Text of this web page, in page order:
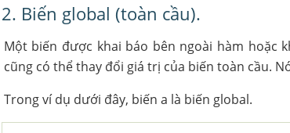
2. Biến global (toàn cầu).
Một biến được khai báo bên ngoài hàm hoặc
cũng có thể thay đổi giá trị của biến toàn cầu.
Trong ví dụ dưới đây, biến a là biến global.